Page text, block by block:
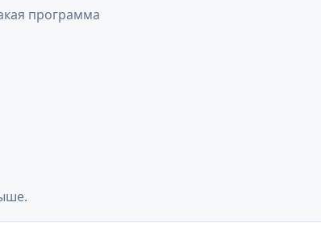
программа